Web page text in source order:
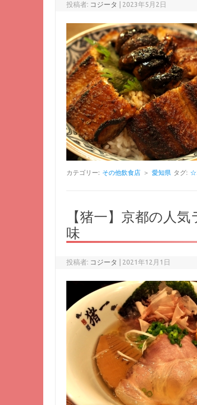
投稿者: コジータ 2023年5月2日
カテゴリー: その他飲食店 ＞ 愛知県 タグ:
【猪一】京都の人
味
投稿者: コジータ 2021年12月1日